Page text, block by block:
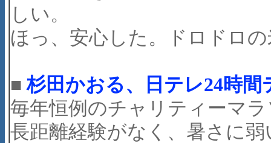
しい。
ほっ、安心した。ドロドロ
■杉田かおる、日テレ24時
毎年恒例のチャリティーマ
長距離経験がなく、暑さに